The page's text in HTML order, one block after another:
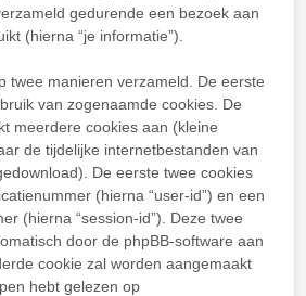
gedurende een bezoek aan
(hierna “je informatie”).
twee manieren verzameld. De eerste
van zogenaamde cookies. De
meerdere cookies aan (kleine
de tijdelijke internetbestanden van
De eerste twee cookies
(hierna “user-id”) en een
(hierna “session-id”). Deze twee
door de phpBB-software aan
cookie zal worden aangemaakt
hebt gelezen op